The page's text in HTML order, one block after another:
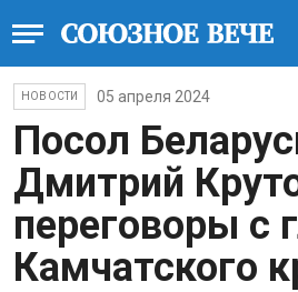
НОВОСТИ 05 апреля 2024
Посол
Дмитрий
переговоры с
Камчатского